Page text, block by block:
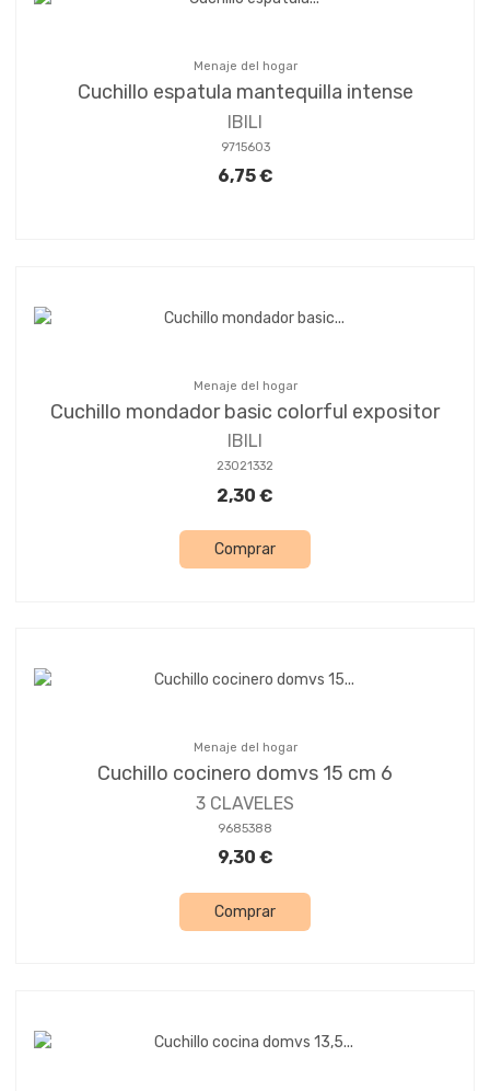
Menaje del hogar
Cuchillo espatula mantequilla intense
IBILI
9715603
6,75 €
Menaje del hogar
Cuchillo mondador basic colorful expositor
IBILI
23021332
2,30 €
Comprar
Menaje del hogar
Cuchillo cocinero domvs 15 cm 6
3 CLAVELES
9685388
9,30 €
Comprar